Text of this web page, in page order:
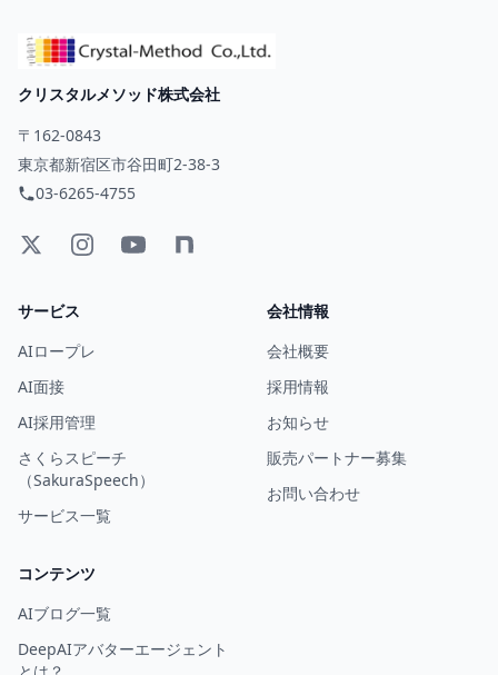
クリスタルメソッド株式会社
〒162-0843
東京都新宿区市谷田町2-38-3
03-6265-4755
サービス
AIロープレ
AI面接
AI採用管理
さくらスピーチ
（SakuraSpeech）
サービス一覧
会社情報
会社概要
採用情報
お知らせ
販売パートナー募集
お問い合わせ
コンテンツ
AIブログ一覧
DeepAIアバターエージェント